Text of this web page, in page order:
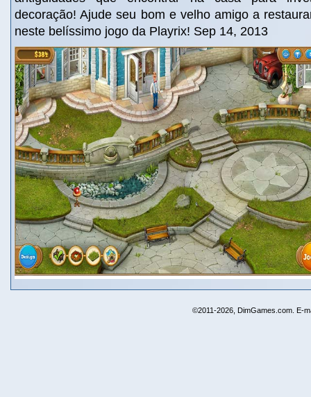
decoração! Ajude seu bom e velho amigo a
neste belíssimo jogo da Playrix! Sep 14, 2013
©2011-2026, DimGames.com. E-